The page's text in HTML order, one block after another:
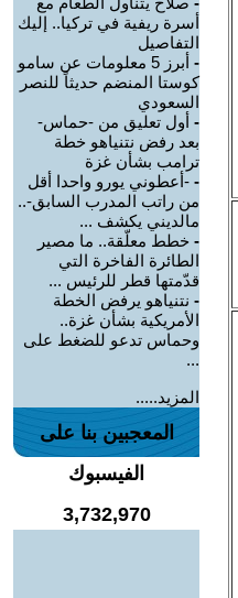
أسرة ريفية في تركيا.. إليك
التفاصيل
-
أبرز 5 معلومات عن سامو
كوستا المنضم حديثاً للنصر
السعودي
- أول تعليق من -حماس-
بعد رفض نتنياهو خطة
ترامب بشأن غزة
- -أعطوني يورو واحدا أقل
من راتب المدرب السابق-..
مالديني يكشف ...
- خطط معلّقة.. ما مصير
الطائرة الفاخرة التي
قدّمتها قطر للرئيس ...
- نتنياهو يرفض الخطة
الأمريكية بشأن غزة..
وحماس تدعو للضغط على
...
المزيد.....
المعجبين بنا على
الفيسبوك
3,732,970